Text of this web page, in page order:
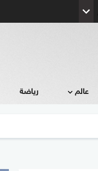
عالم رياضة